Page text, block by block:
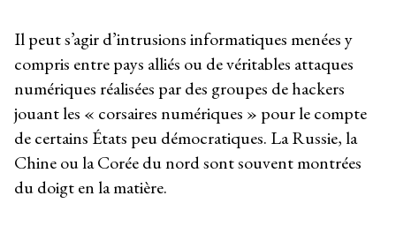
Il peut s’agir d’intrusions informatiques menées y
compris entre pays alliés ou de véritables attaques
numériques réalisées par des groupes de hackers
jouant les « corsaires numériques » pour le compte
de certains États peu démocratiques. La Russie, la
Chine ou la Corée du nord sont souvent montrées
du doigt en la matière.